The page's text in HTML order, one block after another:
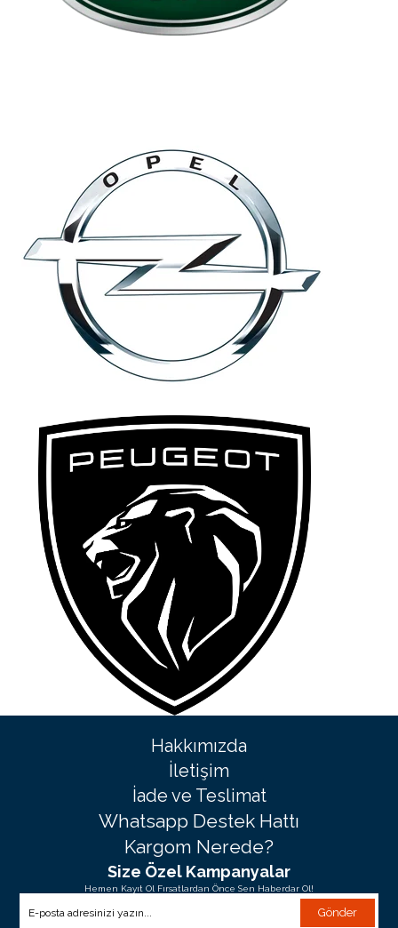
Hakkımızda
İletişim
İade ve Teslimat
Whatsapp Destek Hattı
Kargom Nerede?
Size Özel Kampanyalar
Hemen Kayıt Ol Fırsatlardan Önce Sen Haberdar Ol!
Gönder